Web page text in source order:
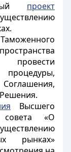
проект
Высшего
совета «О
рынках»